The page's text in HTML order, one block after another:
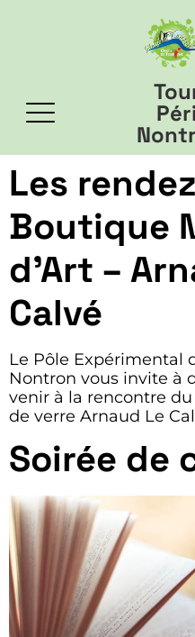
Les
Boutique
d’Art –
Calvé
Le Pôle Expérimental
Nontron vous invite à
venir à la rencontre
de verre Arnaud Le
Soirée de